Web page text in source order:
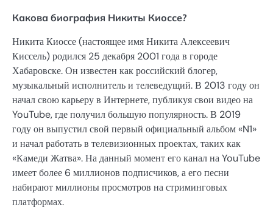
Какова биография Никиты Киоссе?
Никита Киоссе (настоящее имя Никита Алексеевич
Киссель) родился 25 декабря 2001 года в городе
Хабаровске. Он известен как российский блогер,
музыкальный исполнитель и телеведущий. В 2013 году он
начал свою карьеру в Интернете, публикуя свои видео на
YouTube, где получил большую популярность. В 2019
году он выпустил свой первый официальный альбом «N1»
и начал работать в телевизионных проектах, таких как
«Камеди Жатва». На данный момент его канал на YouTube
имеет более 6 миллионов подписчиков, а его песни
набирают миллионы просмотров на стриминговых
платформах.